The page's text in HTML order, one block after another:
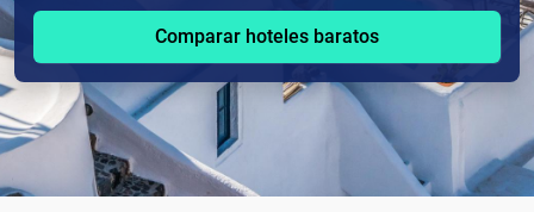
Comparar hoteles baratos